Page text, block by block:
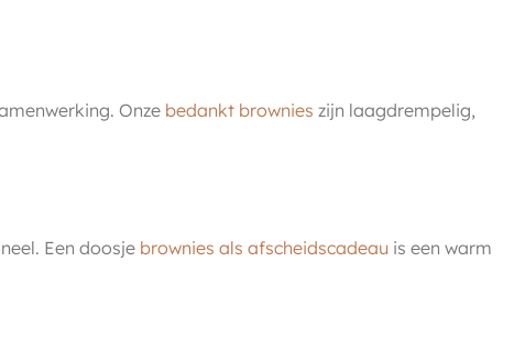
Onze bedankt brownies zijn laagdrempelig,
Een doosje brownies als afscheidscadeau is een warm